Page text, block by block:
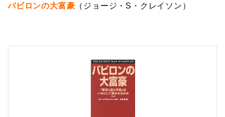
バビロンの大富豪 （ジョージ・S・クレイソン）